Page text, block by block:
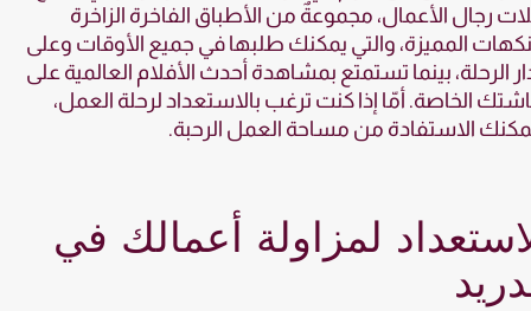
رجال الأعمال، مجموعةٌ من الأطباق الفاخرة الزاخرة
المميزة، والتي يمكنك طلبها في جميع الأوقات وعلى
الرحلة، بينما تستمتع بمشاهدة أحدث الأفلام العالمية على
الخاصة. أمّا إذا كنت ترغب بالاستعداد لرحلة العمل،
الاستفادة من مساحة العمل الرحبة.
لمزاولة أعمالك في